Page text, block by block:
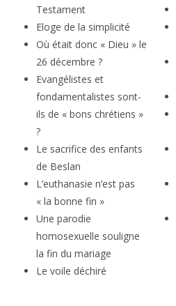
Testament
Eloge de la simplicité
Où était donc « Dieu » le
26 décembre ?
Evangélistes et
fondamentalistes sont-
ils de « bons chrétiens »
?
Le sacrifice des enfants
de Beslan
L’euthanasie n’est pas
« la bonne fin »
Une parodie
homosexuelle souligne
la fin du mariage
Le voile déchiré